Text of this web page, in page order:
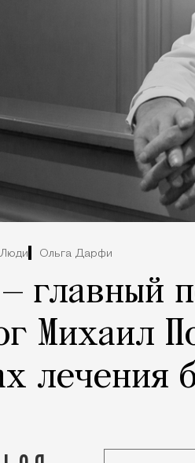
Люди Ольга Дарфи
главный
Михаил
лечения